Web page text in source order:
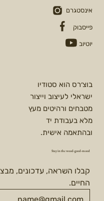
אינסטגרם
פייסבוק
יוטיוב
בוצ׳רס הוא סטודיו
ישראלי לעיצוב וייצור
מטבחים ורהיטים מעץ
מלא בעבודת יד
ובהתאמה אישית.
Stay in the wood-good-mood
החיים.